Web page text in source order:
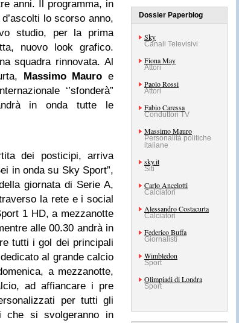
anni. Il programma, in
lo scorso anno,
studio, per la prima
nuovo look grafico.
squadra rinnovata. Al
Massimo Mauro e
‘’sfonderà”
in onda tutte le
dei posticipi, arriva
in onda su Sky Sport”,
giornata di Serie A,
la rete e i social
1 HD, a mezzanotte
alle 00.30 andrà in
tutti i gol dei principali
al grande calcio
a mezzanotte,
ad affiancare i pre
per tutti gli
si svolgeranno in
Dossier Paperblog
Sky
Canali Televisivi
Fiona May
Attori
Paolo Rossi
Attori
Fabio Caressa
Conduttori TV
Massimo Mauro
Personalità politiche
italiane
sky.it
Siti
Carlo Ancelotti
Calciatori
Alessandro Costacurta
Calciatori
Federico Buffa
Giornalisti
Wimbledon
Sport
Olimpiadi di Londra
Sport